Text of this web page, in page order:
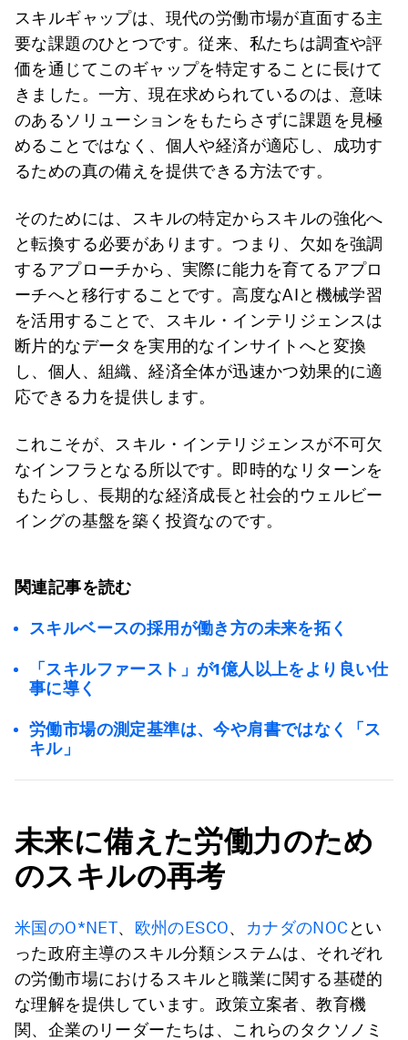
スキルギャップは、現代の労働市場が直面する主
要な課題のひとつです。従来、私たちは調査や評
価を通じてこのギャップを特定することに長けて
きました。一方、現在求められているのは、意味
のあるソリューションをもたらさずに課題を見極
めることではなく、個人や経済が適応し、成功す
るための真の備えを提供できる方法です。
そのためには、スキルの特定からスキルの強化へ
と転換する必要があります。つまり、欠如を強調
するアプローチから、実際に能力を育てるアプロ
ーチへと移行することです。高度なAIと機械学習
を活用することで、スキル・インテリジェンスは
断片的なデータを実用的なインサイトへと変換
し、個人、組織、経済全体が迅速かつ効果的に適
応できる力を提供します。
これこそが、スキル・インテリジェンスが不可欠
なインフラとなる所以です。即時的なリターンを
もたらし、長期的な経済成長と社会的ウェルビー
イングの基盤を築く投資なのです。
関連記事を読む
スキルベースの採用が働き方の未来を拓く
「スキルファースト」が1億人以上をより良い仕
事に導く
労働市場の測定基準は、今や肩書ではなく「ス
キル」
未来に備えた労働力のため
のスキルの再考
米国のO*NET、 欧州のESCO、 カナダのNOC とい
った政府主導のスキル分類システムは、それぞれ
の労働市場におけるスキルと職業に関する基礎的
な理解を提供しています。政策立案者、教育機
関、企業のリーダーたちは、これらのタクソノミ